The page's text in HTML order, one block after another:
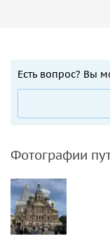
Есть вопрос? Вы
Фотографии